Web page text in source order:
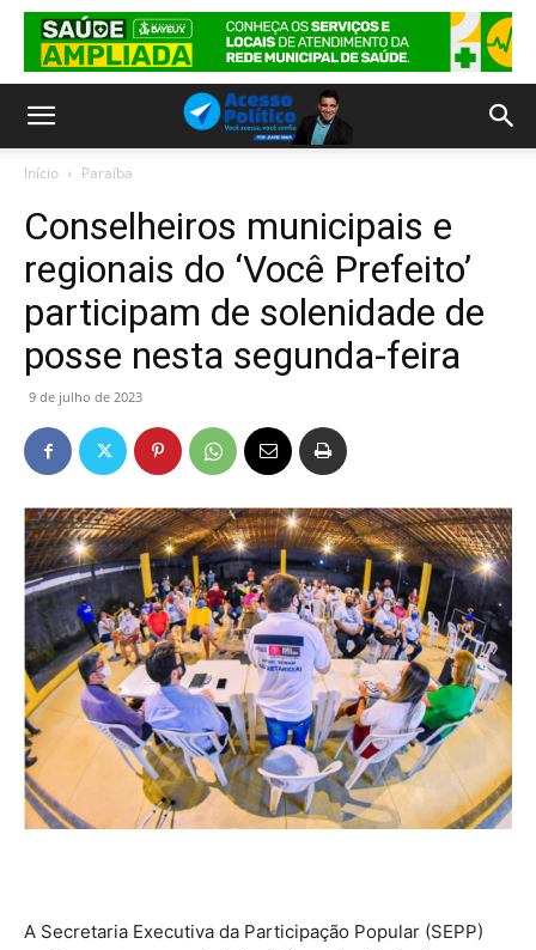
Início Paraíba
Conselheiros municipais e
regionais do ‘Você Prefeito’
participam de solenidade de
posse nesta segunda-feira
9 de julho de 2023
A Secretaria Executiva da Participação Popular (SEPP)